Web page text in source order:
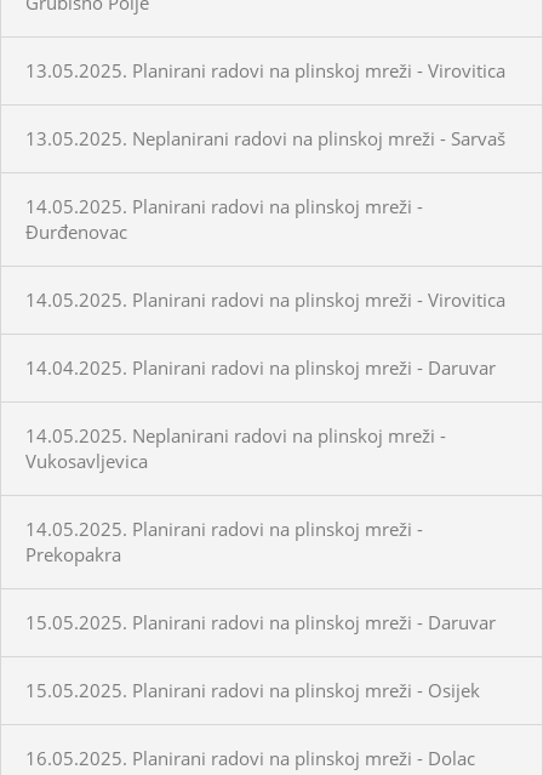
13.05.2025. Planirani radovi na plinskoj mreži - Virovitica
13.05.2025. Neplanirani radovi na plinskoj mreži - Sarvaš
14.05.2025. Planirani radovi na plinskoj mreži -
Đurđenovac
14.05.2025. Planirani radovi na plinskoj mreži - Virovitica
14.04.2025. Planirani radovi na plinskoj mreži - Daruvar
14.05.2025. Neplanirani radovi na plinskoj mreži -
Vukosavljevica
14.05.2025. Planirani radovi na plinskoj mreži -
Prekopakra
15.05.2025. Planirani radovi na plinskoj mreži - Daruvar
15.05.2025. Planirani radovi na plinskoj mreži - Osijek
16.05.2025. Planirani radovi na plinskoj mreži - Dolac